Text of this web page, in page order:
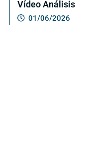
Vídeo Análisis
01/06/2026